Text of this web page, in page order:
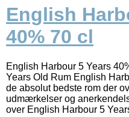
English
40% 70 cl
English Harbour 5 Years
Years Old Rum English
de absolut bedste rom der
udmærkelser og
over English Harbour 5